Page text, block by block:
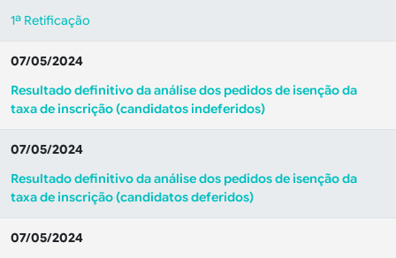
1ª Retificação
07/05/2024
Resultado definitivo da análise dos pedidos de isenção da
taxa de inscrição (candidatos indeferidos)
07/05/2024
Resultado definitivo da análise dos pedidos de isenção da
taxa de inscrição (candidatos deferidos)
07/05/2024